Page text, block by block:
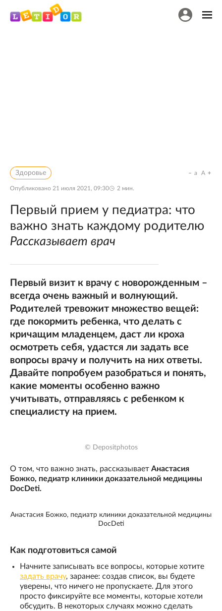
Здоровье
Опубликовано 21 июля 2021, 09:30 2 мин.
a A
Первый прием у педиатра: что
важно знать каждому родителю
Рассказывает врач
Первый визит к врачу с новорожденным –
всегда очень важный и волнующий.
Родителей тревожит множество вещей:
где покормить ребенка, что делать с
кричащим младенцем, даст ли кроха
осмотреть себя, удастся ли задать все
вопросы врачу и получить на них ответы.
Давайте попробуем разобраться и понять,
какие моменты особенно важно
учитывать, отправляясь с ребенком к
специалисту на прием.
© Depositphotos
О том, что важно знать, рассказывает Анастасия
Божко, педиатр клиники доказательной медицины
DocDeti.
Анастасия Божко, педиатр клиники доказательной медицины
DocDeti
Как подготовиться самой
Начните записывать все вопросы, которые хотите
задать врачу, заранее: создав список, вы будете
уверены, что ничего не пропускаете. Для этого
просто фиксируйте все моменты, которые хотели
обсудить. В некоторых случаях можно сделать